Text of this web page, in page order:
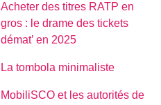
Acheter des titres RATP en
gros : le drame des tickets
démat’ en 2025
La tombola minimaliste
MobiliSCO et les autorités de